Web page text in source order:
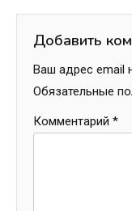
Добавить
Ваш адрес email
Обязательные
Комментарий *